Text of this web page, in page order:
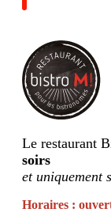
Le restaurant
soirs
et uniquement
Horaires :